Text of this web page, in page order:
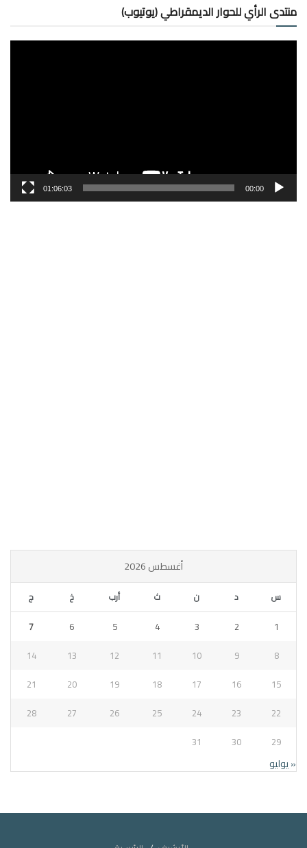
منتدى الرأي للحوار الديمقراطي (يوتيوب)
00:00
01:06:03
أغسطس 2026
س د ن ث أرب خ ج
1
2
3
4
5
6
7
8
9
10
11
12
13
14
15
16
17
18
19
20
21
22
23
24
25
26
27
28
29
30
31
« يوليو